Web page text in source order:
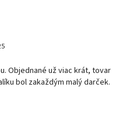
Objednané už viac krát, tovar
bol zakaždým malý darček.